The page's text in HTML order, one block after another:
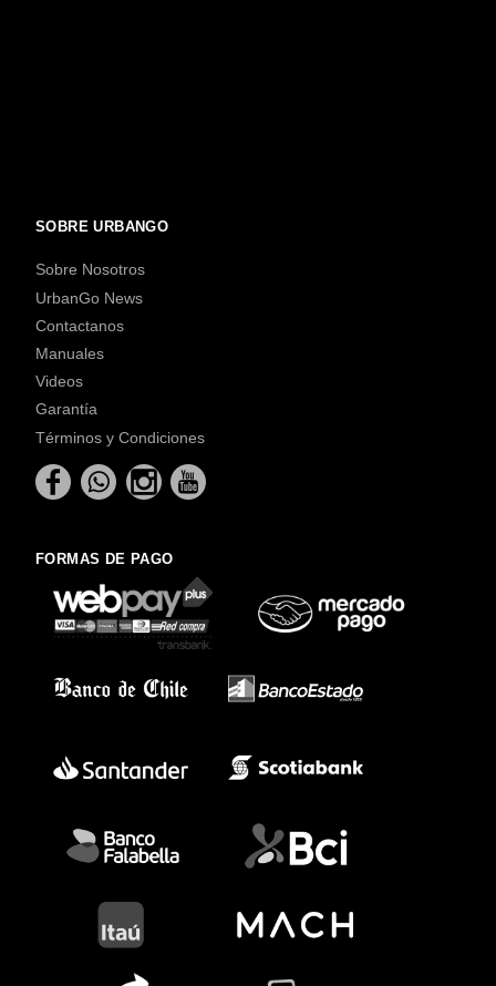
SOBRE URBANGO
Sobre Nosotros
UrbanGo News
Contactanos
Manuales
Videos
Garantía
Términos y Condiciones
FORMAS DE PAGO